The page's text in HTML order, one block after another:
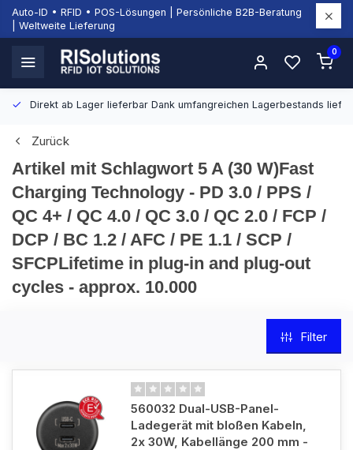
Auto-ID • RFID • POS-Lösungen | Persönliche B2B-Beratung
| Weltweite Lieferung
0
Direkt ab Lager lieferbar Dank umfangreichen Lagerbestands
Zurück
Artikel mit Schlagwort 5 A (30 W)Fast
Charging Technology - PD 3.0 / PPS /
QC 4+ / QC 4.0 / QC 3.0 / QC 2.0 / FCP /
DCP / BC 1.2 / AFC / PE 1.1 / SCP /
SFCPLifetime in plug-in and plug-out
cycles - approx. 10.000
Filter
560032 Dual-USB-Panel-
Ladegerät mit bloßen Kabeln,
2x 30W, Kabellänge 200 mm -